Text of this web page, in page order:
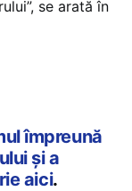
se arată în
împreună
și a
aici.